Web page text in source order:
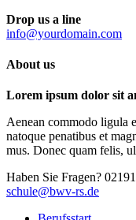
Drop us a line
info@yourdomain.com
About us
Lorem ipsum dolor sit
Aenean commodo ligula
natoque penatibus et
mus. Donec quam felis,
Haben Sie Fragen?
schule@bwv-rs.de